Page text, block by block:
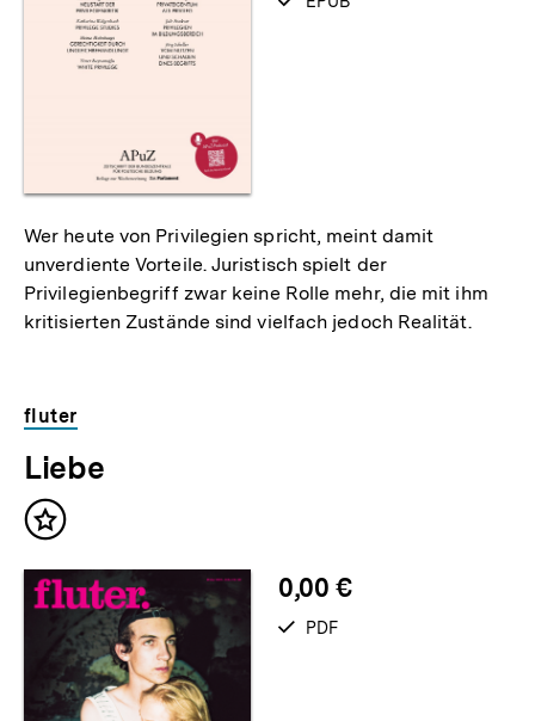
Wer heute von Privilegien spricht, meint damit
unverdiente Vorteile. Juristisch spielt der
Privilegienbegriff zwar keine Rolle mehr, die mit ihm
kritisierten Zustände sind vielfach jedoch Realität.
fluter
Liebe
Inhalt
0,00 €
verfügbar
PDF